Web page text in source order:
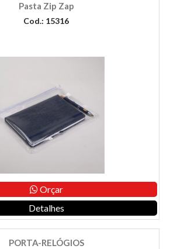
Pasta Zip Zap
Cod.: 15316
Orçar
Detalhes
PORTA-RELÓGIOS